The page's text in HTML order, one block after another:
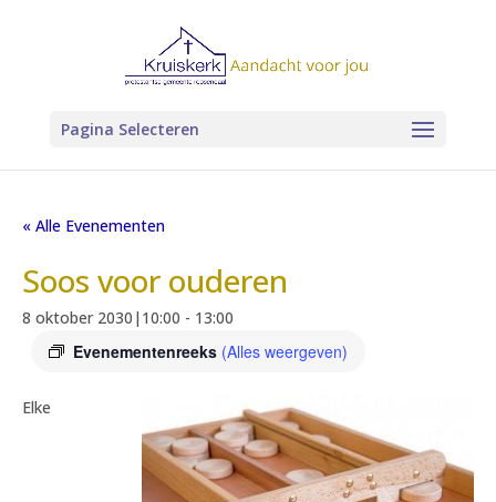
Pagina Selecteren
« Alle Evenementen
Soos voor ouderen
8 oktober 2030|10:00 - 13:00
Evenementenreeks (Alles weergeven)
Elke